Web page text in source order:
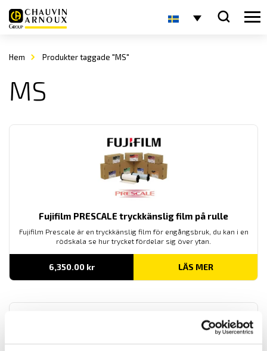
Hem Produkter taggade "MS"
MS
Fujifilm PRESCALE tryckkänslig film på rulle
Fujifilm Prescale är en tryckkänslig film för engångsbruk, du kan i en
rödskala se hur trycket fördelar sig över ytan.
6,350.00 kr LÄS MER